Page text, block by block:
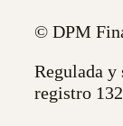
© DPM
Regulada
registro